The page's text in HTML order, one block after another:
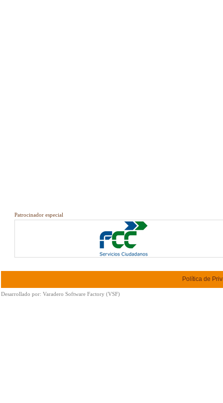
Patrocinador especial
Política de
Desarrollado por: Varadero Software Factory (VSF)